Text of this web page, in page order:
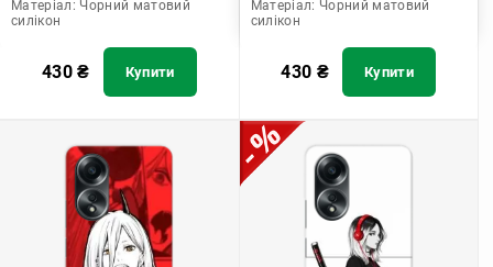
Матеріал: Чорний матовий
силікон
430₴ Купити
Матеріал: Чорний матовий
силікон
430 ₴ Купити